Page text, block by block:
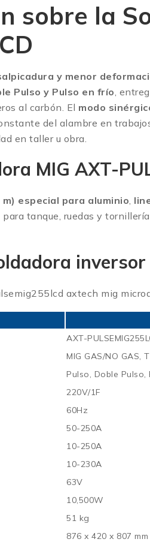
sobre la
y menor
Pulso y Pulso en frío,
al carbón. El modo
del alambre en
en taller u obra.
MIG AXT-
especial para aluminio,
para tanque, ruedas y
AXT-
MIG GAS/NO GAS,
Pulso, Doble
220V/1F
60Hz
50-250A
10-250A
10-230A
63V
10,500W
51 kg
876 x 420 x 807 mm